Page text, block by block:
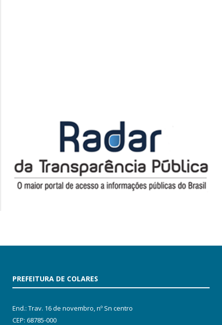
PREFEITURA DE COLARES
End.: Trav. 16 de novembro, nº Sn centro
CEP: 68785-000